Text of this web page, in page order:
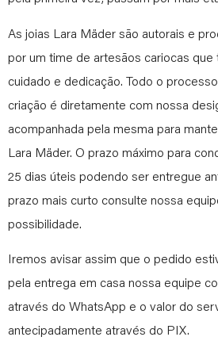
As joias Lara Mäder são autorais e
por um time de artesãos cariocas que
cuidado e dedicação. Todo o
criação é diretamente com nossa
acompanhada pela mesma para
Lara Mäder. O prazo máximo para
25 dias úteis podendo ser entregue
prazo mais curto consulte nossa
possibilidade.
Iremos avisar assim que o pedido
pela entrega em casa nossa equipe
através do WhatsApp e o valor do
antecipadamente através do PIX.